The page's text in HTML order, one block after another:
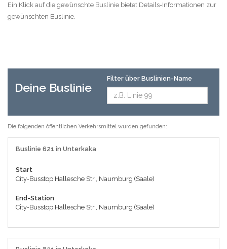
Ein Klick auf die gewünschte Buslinie bietet Details-Informationen zur
gewünschten Buslinie.
Deine Buslinie
Filter über Buslinien-Name
Die folgenden öffentlichen Verkehrsmittel wurden gefunden:
Buslinie 621 in Unterkaka
Start
City-Busstop Hallesche Str., Naumburg (Saale)
End-Station
City-Busstop Hallesche Str., Naumburg (Saale)